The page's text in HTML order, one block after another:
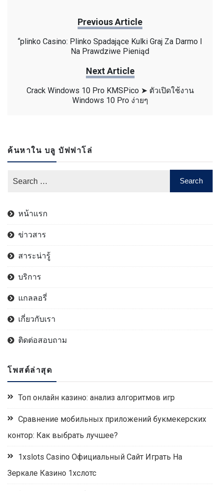
Previous Article
“plinko Casino: Plinko Spadające Kulki Graj Za Darmo I
Na Prawdziwe Pieniąd
Next Article
Crack Windows 10 Pro KMSPico ➤ ตัวเปิดใช้งาน
Windows 10 Pro ง่ายๆ
ค้นหาใน บลู บัฟฟาโล่
หน้าแรก
ข่าวสาร
สาระน่ารู้
บริการ
แกลลอรี่
เกี่ยวกับเรา
ติดต่อสอบถาม
โพสต์ล่าสุด
Топ онлайн казино: анализ алгоритмов игр
Сравнение мобильных приложений букмекерских
контор: Как выбрать лучшее?
1xslots Casino Официальный Сайт Играть На
Зеркале Казино 1хслотс